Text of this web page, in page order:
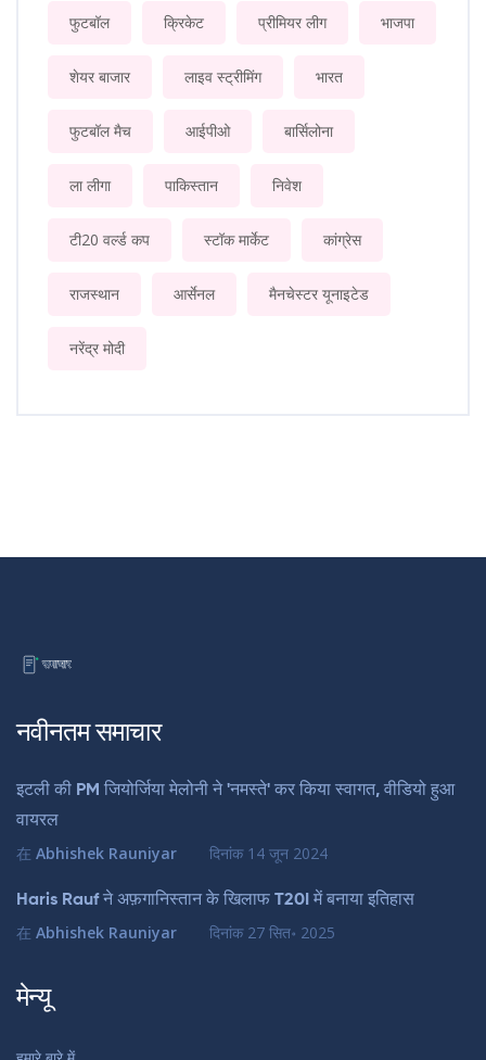
फुटबॉल क्रिकेट प्रीमियर लीग भाजपा
शेयर बाजार लाइव स्ट्रीमिंग भारत
फुटबॉल मैच आईपीओ बार्सिलोना
ला लीगा पाकिस्तान निवेश
टी20 वर्ल्ड कप स्टॉक मार्केट कांग्रेस
राजस्थान आर्सेनल मैनचेस्टर यूनाइटेड
नरेंद्र मोदी
नवीनतम समाचार
इटली की PM जियोर्जिया मेलोनी ने 'नमस्ते' कर किया स्वागत, वीडियो हुआ
वायरल
在 Abhishek Rauniyar दिनांक 14 जून 2024
Haris Rauf ने अफ़गानिस्तान के खिलाफ T20I में बनाया इतिहास
在 Abhishek Rauniyar दिनांक 27 सित॰ 2025
मेन्यू